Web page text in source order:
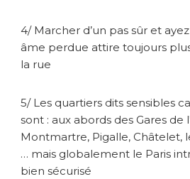
4/ Marcher d’un pas sûr et
âme perdue attire toujours
la rue
5/ Les quartiers dits sensibles
sont : aux abords des Gares de
Montmartre, Pigalle, Châtelet,
… mais globalement le Paris
bien sécurisé